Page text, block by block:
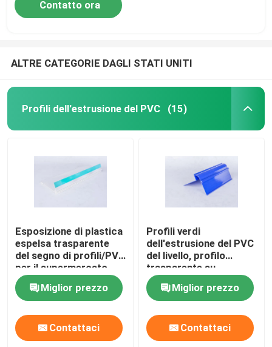
Contatto ora
ALTRE CATEGORIE DAGLI STATI UNITI
Profili dell'estrusione del PVC (15)
Esposizione di plastica
espelsa trasparente
del segno di profili/PVC
per il supermercato
Miglior prezzo
Contattaci
Profili verdi
dell'estrusione del PVC
del livello, profilo
trasparente su
ordinazione
dell'etichetta di prezzi
Miglior prezzo
Contattaci